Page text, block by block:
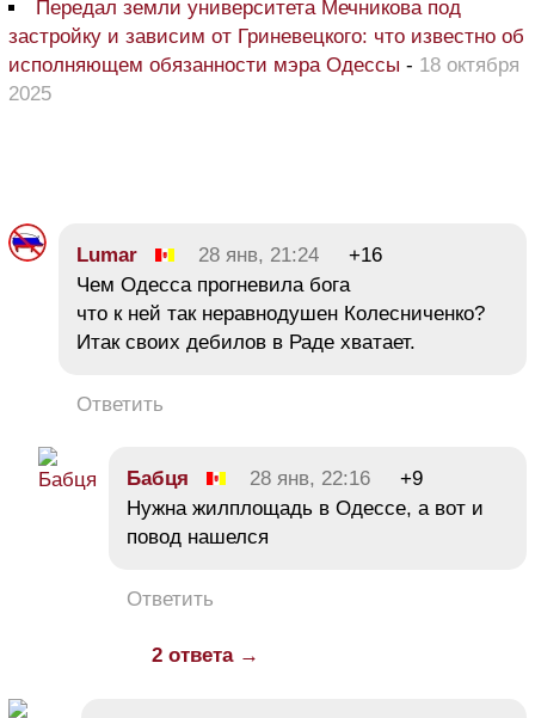
Передал земли университета Мечникова под
застройку и зависим от Гриневецкого: что известно об
исполняющем обязанности мэра Одессы - 18 октября
2025
Lumar 28 янв, 21:24
+16
Чем Одесса прогневила бога
что к ней так неравнодушен Колесниченко?
Итак своих дебилов в Раде хватает.
Ответить
Бабця 28 янв, 22:16
+9
Нужна жилплощадь в Одессе, а вот и
повод нашелся
Ответить
2 ответа →